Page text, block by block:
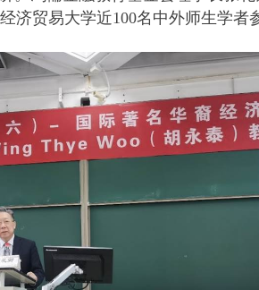
贸易大学近100名中外师生学者